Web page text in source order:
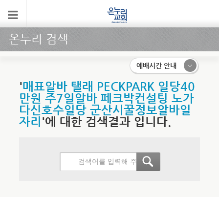
온누리 검색
예배시간 안내
'매표알바 탤래 PECKPARK 일당40
만원 주7일알바 페크박컨설팅 노가
다신호수일당 군산시꿀정보알바일
자리 '에 대한 검색결과 입니다.